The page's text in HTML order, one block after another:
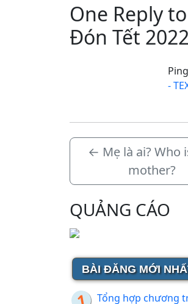
One Reply
Đón Tết
-
← Mẹ là ai? Who
mother?
QUẢNG CÁO
BÀI ĐĂNG MỚI
Tổng hợp chương